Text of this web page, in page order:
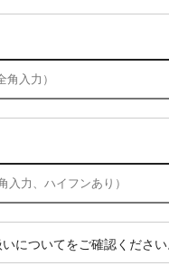
についてをご確認ください